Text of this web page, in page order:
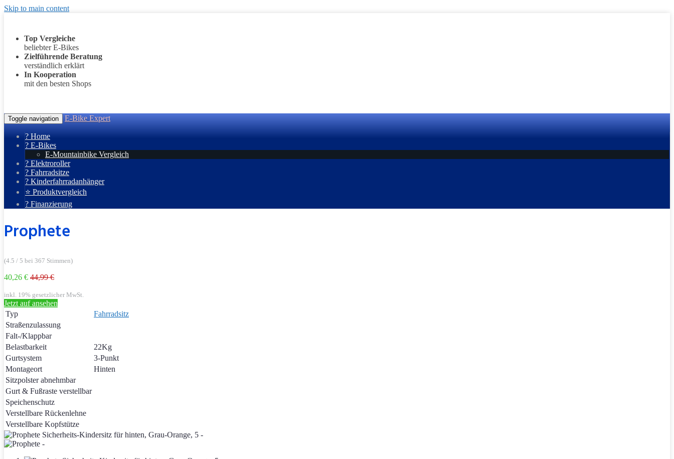
Skip to main content
Top Vergleiche
beliebter E-Bikes
Zielführende Beratung
verständlich erklärt
In Kooperation
mit den besten Shops
Toggle navigation E-Bike Expert
? Home
? E-Bikes
E-Mountainbike Vergleich
? Elektroroller
? Fahrradsitze
? Kinderfahrradanhänger
⭐ Produktvergleich
? Finanzierung
Prophete
(4.5 / 5 bei 367 Stimmen)
40,26 € 44,99 €
inkl. 19% gesetzlicher MwSt.
Jetzt aufansehen
Typ
Fahrradsitz
Straßenzulassung
Falt-/Klappbar
Belastbarkeit
22Kg
Gurtsystem
3-Punkt
Montageort
Hinten
Sitzpolster abnehmbar
Gurt & Fußraste verstellbar
Speichenschutz
Verstellbare Rückenlehne
Verstellbare Kopfstütze